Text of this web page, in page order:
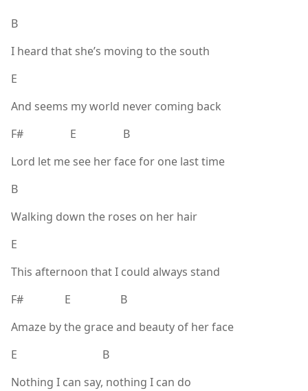
B
I heard that she’s moving to the south
E
And seems my world never coming back
F# E B
Lord let me see her face for one last time
B
Walking down the roses on her hair
E
This afternoon that I could always stand
F# E B
Amaze by the grace and beauty of her face
E B
Nothing I can say, nothing I can do